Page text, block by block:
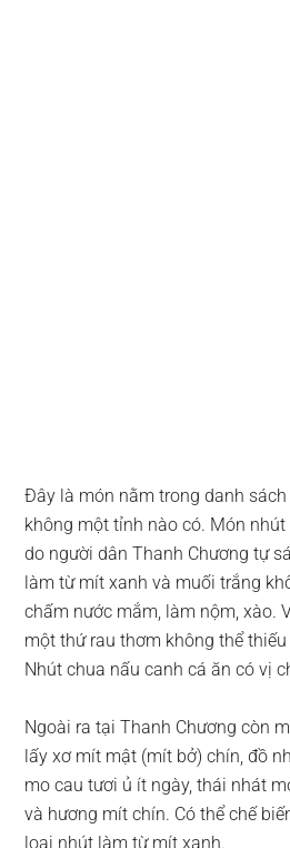
Đây là món nằm trong danh
không một tỉnh nào có. Món
do người dân Thanh Chương tự
làm từ mít xanh và muối trắng
chấm nước mắm, làm nộm, xào.
một thứ rau thơm không thể
Nhút chua nấu canh cá ăn có vị
Ngoài ra tại Thanh Chương còn
lấy xơ mít mật (mít bở) chín, đồ
mo cau tươi ủ ít ngày, thái nhát
và hương mít chín. Có thể chế
loại nhút làm từ mít xanh.